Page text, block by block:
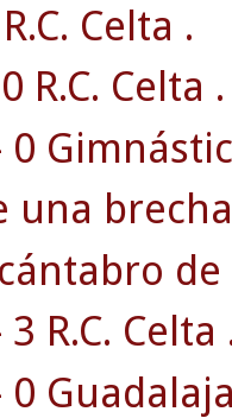
Celta .
R.C. Celta .
0 Gimnástic
una
R.C. Celta
0